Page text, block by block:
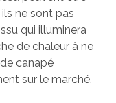
ne sont pas
qui illuminera
de chaleur à ne
canapé
sur le marché.